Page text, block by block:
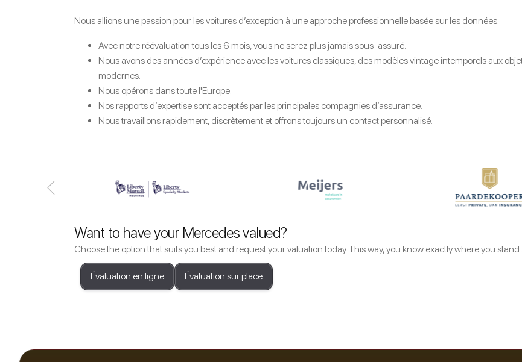
Nous allions une passion pour les voitures d’exception à une approche professionnelle basée sur les données.
Avec notre réévaluation tous les 6 mois, vous ne serez plus jamais sous-assuré.
Nous avons des années d’expérience avec les voitures classiques, des modèles vintage intemporels aux
modernes.
Nous opérons dans toute l'Europe.
Nos rapports d’expertise sont acceptés par les principales compagnies d’assurance.
Nous travaillons rapidement, discrètement et offrons toujours un contact personnalisé.
Want to have your Mercedes valued?
Choose the option that suits you best and request your valuation today. This way, you know exactly where you
Évaluation en ligne Évaluation sur place